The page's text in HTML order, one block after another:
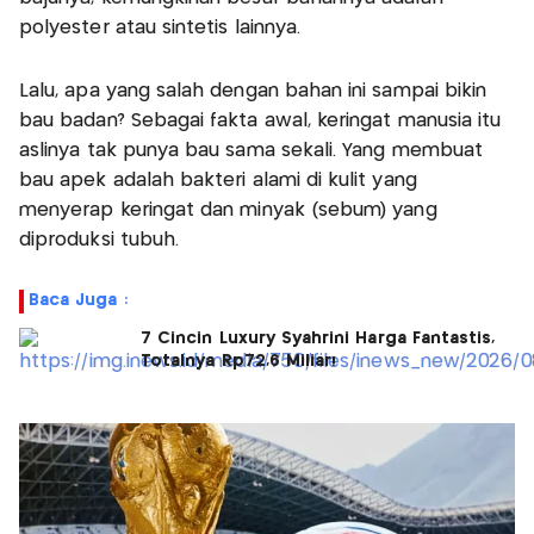
polyester atau sintetis lainnya.
Lalu, apa yang salah dengan bahan ini sampai bikin
bau badan? Sebagai fakta awal, keringat manusia itu
aslinya tak punya bau sama sekali. Yang membuat
bau apek adalah bakteri alami di kulit yang
menyerap keringat dan minyak (sebum) yang
diproduksi tubuh.
Baca Juga :
7 Cincin Luxury Syahrini Harga Fantastis,
Totalnya Rp72,6 Miliar!